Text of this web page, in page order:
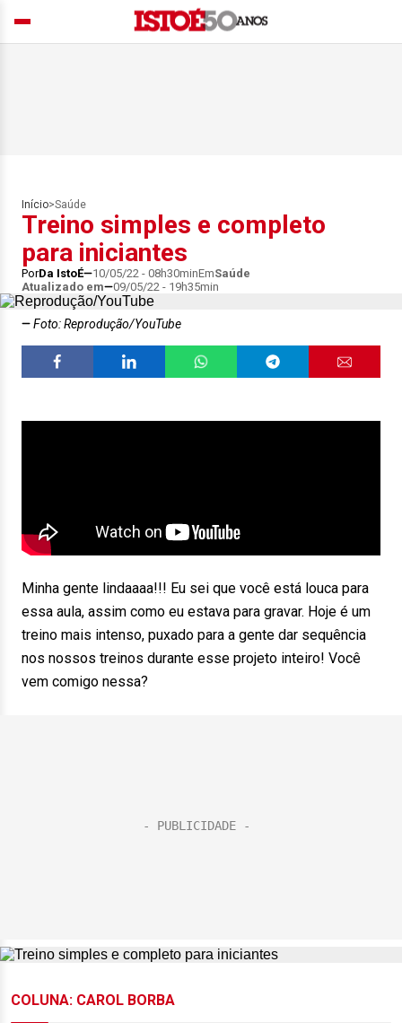
COLUNA: CAROL BORBA
Início>Saúde
Treino simples e completo
para iniciantes
PorDa IstoÉ 10/05/22 - 08h30minEmSaúde
Atualizado em
09/05/22 - 19h35min
Foto: Reprodução/YouTube
Minha gente lindaaaa!!! Eu sei que você está louca para
essa aula, assim como eu estava para gravar. Hoje é um
treino mais intenso, puxado para a gente dar sequência
nos nossos treinos durante esse projeto inteiro! Você
vem comigo nessa?